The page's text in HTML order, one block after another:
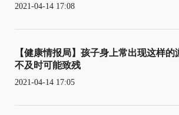
2021-04-14 17:08
【健康情报局】孩子身上常出现这样
不及时可能致残
2021-04-14 17:05